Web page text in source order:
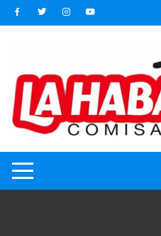
Saltar
al